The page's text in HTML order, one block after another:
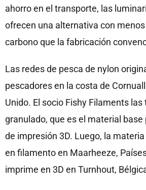
ahorro en el transporte, las
ofrecen una alternativa con
carbono que la fabricación
Las redes de pesca de nylon
pescadores en la costa de
Unido. El socio Fishy Filaments
granulado, que es el material
de impresión 3D. Luego, la
en filamento en Maarheeze,
imprime en 3D en Turnhout,